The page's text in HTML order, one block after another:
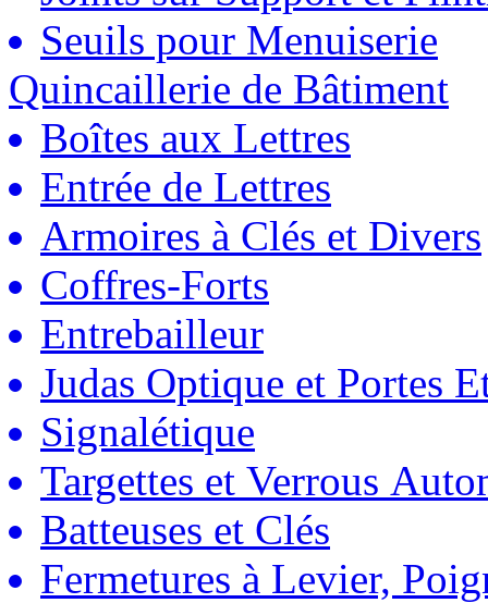
Seuils pour Menuiserie
Quincaillerie de Bâtiment
Boîtes aux Lettres
Entrée de Lettres
Armoires à Clés et Divers
Coffres-Forts
Entrebailleur
Judas Optique et Portes
Signalétique
Targettes et Verrous
Batteuses et Clés
Fermetures à Levier,